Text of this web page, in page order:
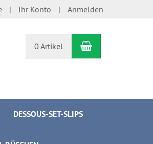
Ihr Konto Anmelden
0 Artikel Warenkorb
DESSOUS-SET-SLIPS